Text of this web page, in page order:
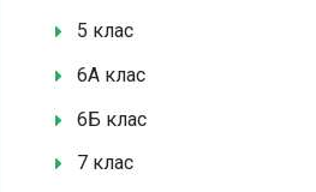
5 клас
6А клас
6Б клас
7 клас